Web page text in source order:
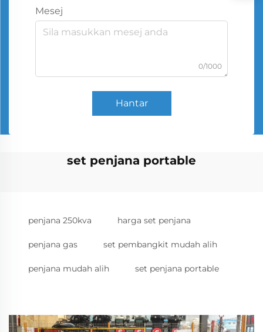
Mesej
0/1000
Hantar
set penjana portable
penjana 250kva harga set penjana
penjana gas set pembangkit mudah alih
penjana mudah alih set penjana portable